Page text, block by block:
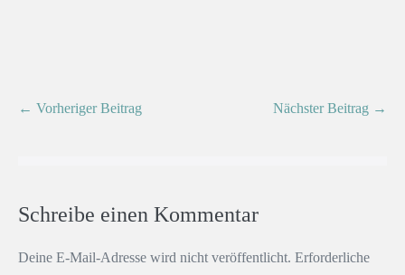
← Vorheriger Beitrag Nächster Beitrag →
Schreibe einen Kommentar
Deine E-Mail-Adresse wird nicht veröffentlicht. Erforderliche